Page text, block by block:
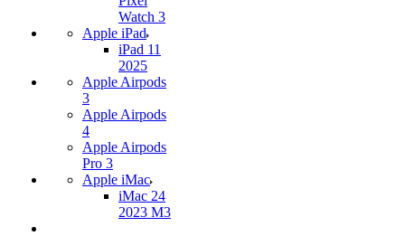
Watch 3
Apple iPad
iPad 11
2025
Apple Airpods
3
Apple Airpods
4
Apple Airpods
Pro 3
Apple iMac
iMac 24
2023 M3